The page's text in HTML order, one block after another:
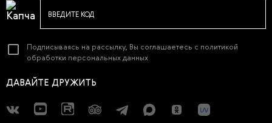
ВВЕДИТЕ КОД
Подписываясь на рассылку, Вы соглашаетесь с политикой
обработки персональных данных
ДАВАЙТЕ ДРУЖИТЬ